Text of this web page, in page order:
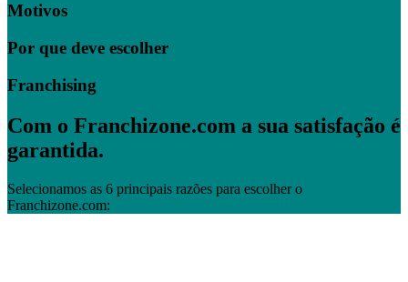
Motivos
Por que deve escolher
Franchising
Com o Franchizone.com a sua satisfação é
garantida.
Selecionamos as 6 principais razões para escolher o
Franchizone.com: